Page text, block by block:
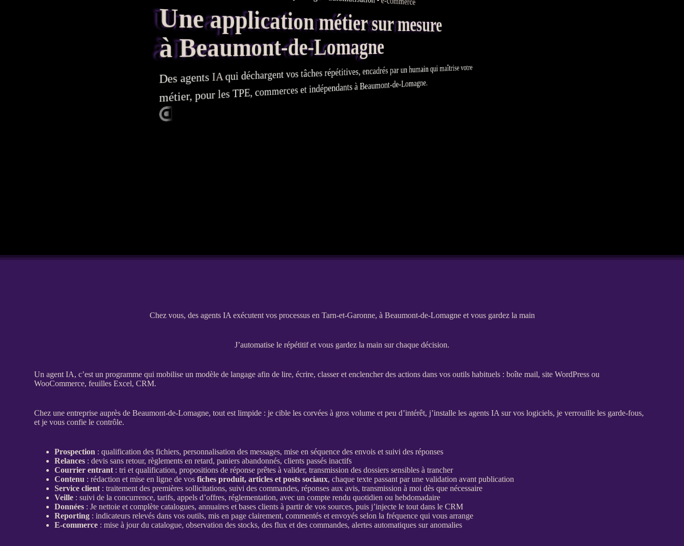
Une application métier sur mesure
à Beaumont-de-Lomagne
Desagents IAqui déchargent vos tâches répétitives, encadrés par un humain qui maîtrise votre
métier, pour lesTPE , commerces et indépendants à Beaumont-de-Lomagne.
Chez vous, des agents IA exécutent vos processus en Tarn-et-Garonne, à Beaumont-de-Lomagne et vous gardez la main
J’automatise le répétitif et vous gardez la main sur chaque décision.
Unagent IA, c’est un programme qui mobilise un modèle de langage afin de lire, écrire, classer et enclencher des actions dans vos outils habituels : boîte mail,site WordPress ou
WooCommerce, feuilles Excel,CRM.
Chez une entreprise auprès de Beaumont-de-Lomagne, tout est limpide : je cible les corvées à gros volume et peu d’intérêt, j’installe lesagents IA sur vos logiciels, je verrouille les garde-fous,
et je vous confie le contrôle.
Prospection :qualification des fichiers, personnalisation des messages, mise en séquence des envois et suivi des réponses
Relances :devis sans retour, règlements en retard, paniers abandonnés, clients passés inactifs
Courrier entrant : tri etqualification, propositions de réponse prêtes à valider, transmission des dossiers sensibles à trancher
Contenu : rédaction et mise en ligne de vosfiches produit, articles et posts sociaux, chaque texte passant par une validation avant publication
Service client : traitement des premières sollicitations, suivi des commandes, réponses aux avis, transmission à moi dès que nécessaire
Veille : suivi de la concurrence, tarifs, appels d’offres, réglementation, avec un compte rendu quotidien ou hebdomadaire
Données : Je nettoie et complètecatalogues, annuaires et bases clients à partir de vos sources, puis j’injecte le tout dans leCRM
Reporting :indicateurs relevés dans vos outils, mis en page clairement, commentés et envoyés selon la fréquence qui vous arrange
E-commerce : mise à jour ducatalogue, observation des stocks, desflux et des commandes,alertes automatiques suranomalies